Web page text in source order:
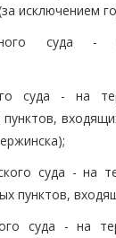
исключением
суда -
суда - на
суда - на
пунктов,
суда - на